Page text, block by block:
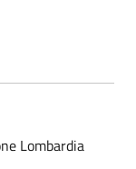
Lombardia